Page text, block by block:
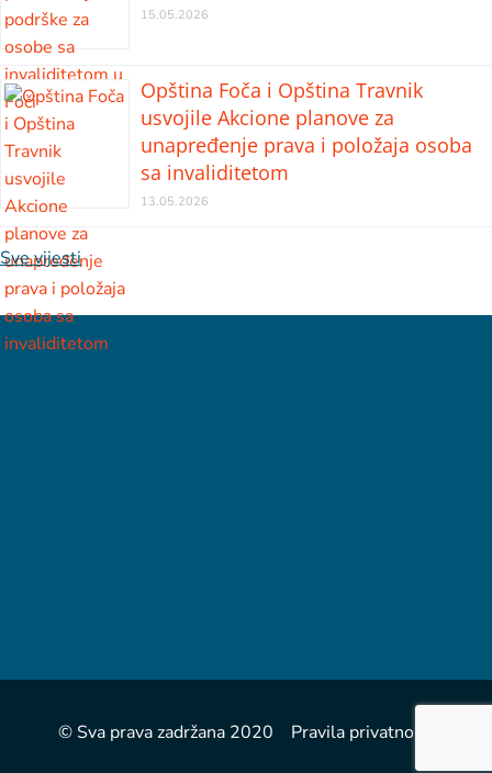
15.05.2026
Opština Foča i Opština Travnik
usvojile Akcione planove za
unapređenje prava i položaja osoba
sa invaliditetom
13.05.2026
Sve vijesti
© Sva prava zadržana 2020 Pravila privatnosti